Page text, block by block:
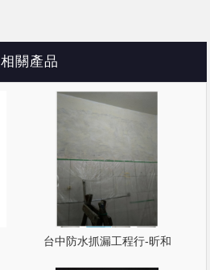
相關產品
台中防水抓漏工程行-昕和